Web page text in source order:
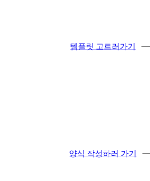
템플릿 고르러가기
양식 작성하러 가기